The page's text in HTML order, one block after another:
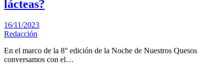
lácteas?
16/11/2023
Redacción
En el marco de la 8° edición de la Noche de Nuestros Quesos
conversamos con el…